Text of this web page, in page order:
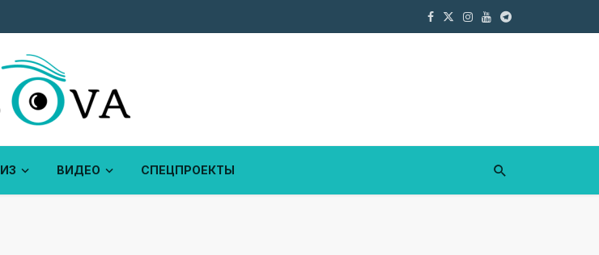
ВИДЕО СПЕЦПРОЕКТЫ